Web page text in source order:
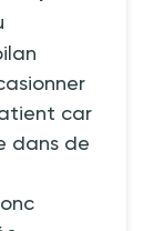
car
dans de